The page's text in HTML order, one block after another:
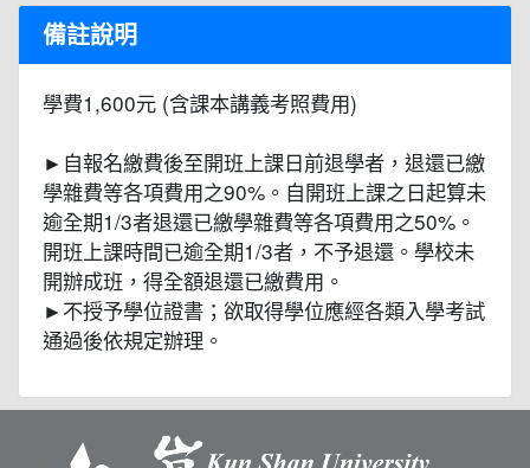
備註說明
學費1,600元 (含課本講義考照費用)
►自報名繳費後至開班上課日前退學者，退還已繳
學雜費等各項費用之90%。自開班上課之日起算未
逾全期1/3者退還已繳學雜費等各項費用之50%。
開班上課時間已逾全期1/3者，不予退還。學校未
開辦成班，得全額退還已繳費用。
►不授予學位證書；欲取得學位應經各類入學考試
通過後依規定辦理。